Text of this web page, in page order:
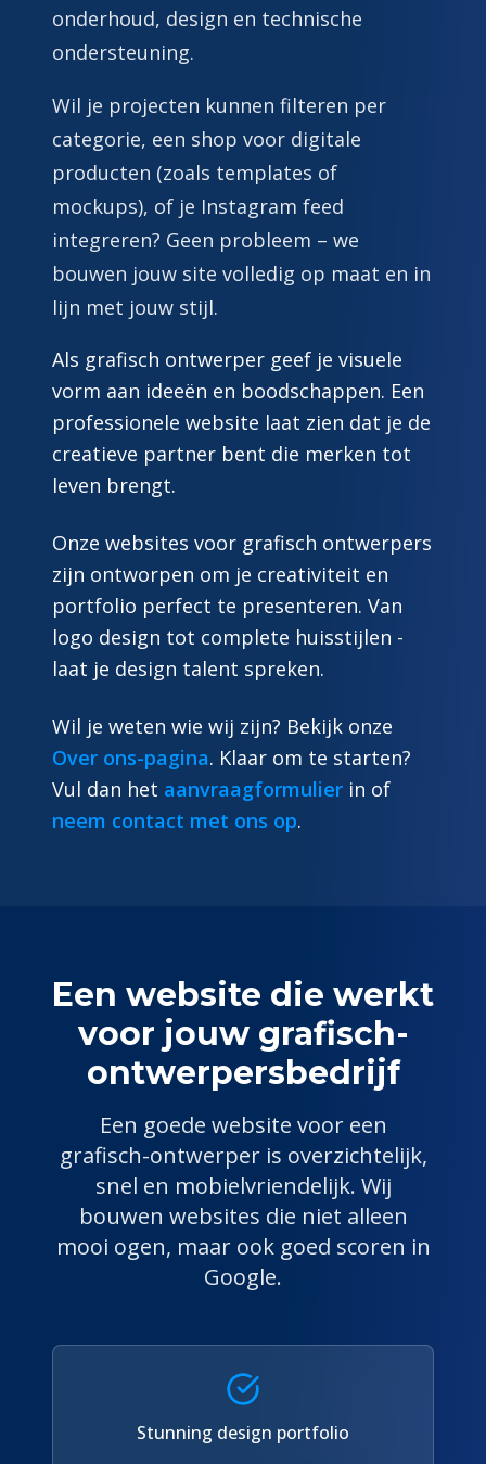
onderhoud, design en technische
ondersteuning.
Wil je projecten kunnen filteren per
categorie, een shop voor digitale
producten (zoals templates of
mockups), of je Instagram feed
integreren? Geen probleem – we
bouwen jouw site volledig op maat en in
lijn met jouw stijl.
Als grafisch ontwerper geef je visuele
vorm aan ideeën en boodschappen. Een
professionele website laat zien dat je de
creatieve partner bent die merken tot
leven brengt.
Onze websites voor grafisch ontwerpers
zijn ontworpen om je creativiteit en
portfolio perfect te presenteren. Van
logo design tot complete huisstijlen -
laat je design talent spreken.
Wil je weten wie wij zijn? Bekijk onze
Over ons-pagina. Klaar om te starten?
Vul dan het aanvraagformulier in of
neem contact met ons op.
Een website die werkt
voor jouw grafisch-
ontwerpersbedrijf
Een goede website voor een
grafisch-ontwerperis overzichtelijk,
snel en mobielvriendelijk. Wij
bouwen websites die niet alleen
mooi ogen, maar ook goed scoren in
Google.
Stunning design portfolio